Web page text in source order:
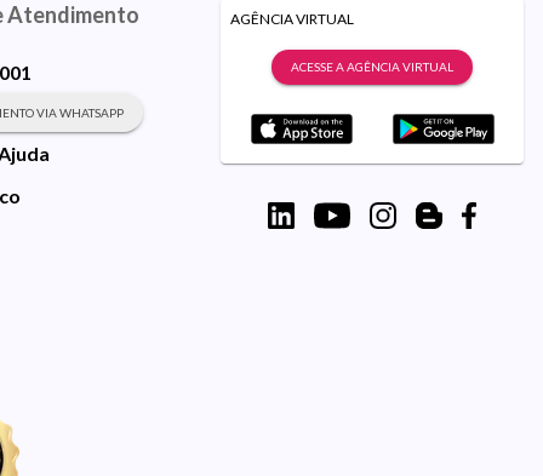
Atendimento
VIA WHATSAPP
AGÊNCIA VIRTUAL
ACESSE A AGÊNCIA VIRTUAL